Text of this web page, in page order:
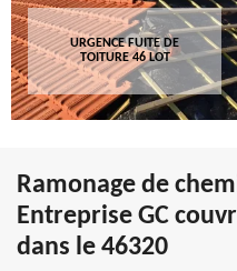
URGENCE FUITE DE
TOITURE 46 LOT
Ramonage de
Entreprise GC
dans le 46320